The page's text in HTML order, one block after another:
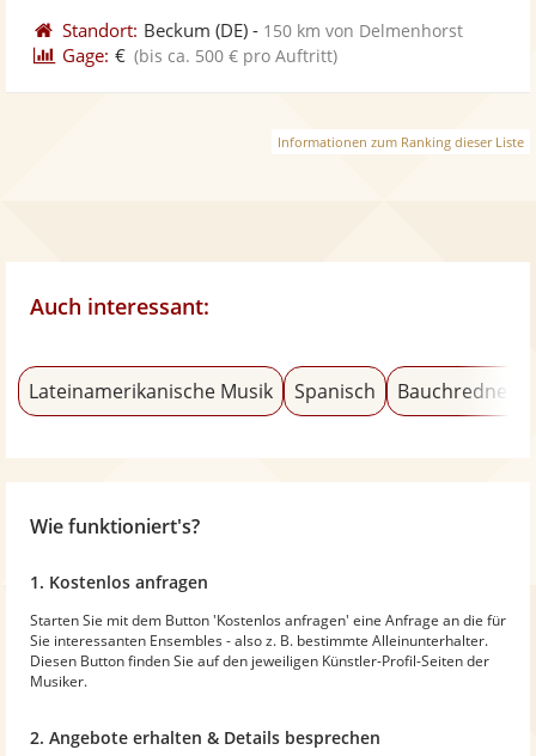
Standort: Beckum (DE) - 150 km von Delmenhorst
Gage: € (bis ca. 500 € pro Auftritt)
Informationen zum Ranking dieser Liste
Auch interessant:
Lateinamerikanische Musik Spanisch Bauchredner
Wie funktioniert's?
1. Kostenlos anfragen
Starten Sie mit dem Button 'Kostenlos anfragen' eine Anfrage an die für
Sie interessanten Ensembles - also z. B. bestimmte Alleinunterhalter.
Diesen Button finden Sie auf den jeweiligen Künstler-Profil-Seiten der
Musiker.
2. Angebote erhalten & Details besprechen